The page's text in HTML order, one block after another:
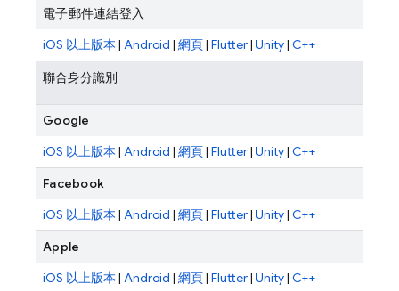
電子郵件連結登入
iOS 以上版本 | Android | 網頁| Flutter| Unity| C++
聯合身分識別
Google
iOS 以上版本 | Android | 網頁| Flutter| Unity| C++
Facebook
iOS 以上版本 | Android | 網頁| Flutter| Unity| C++
Apple
iOS 以上版本 | Android | 網頁| Flutter| Unity| C++